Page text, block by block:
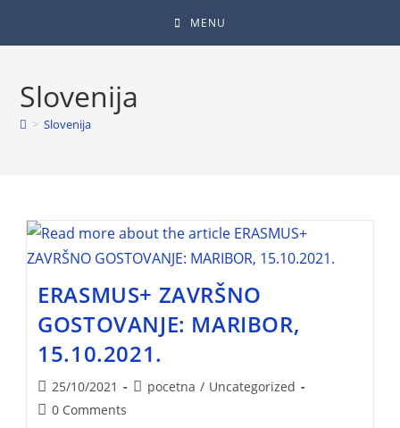
MENU
Slovenija
> Slovenija
ERASMUS+ ZAVRŠNO
GOSTOVANJE: MARIBOR,
15.10.2021.
25/10/2021 pocetna / Uncategorized
0 Comments